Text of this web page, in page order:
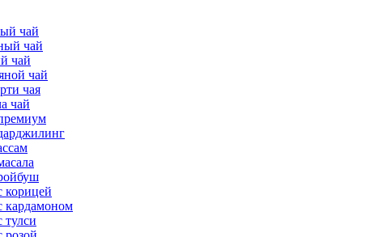
чай
чай
чай
чай
чая
чай
корицей
кардамоном
тулси